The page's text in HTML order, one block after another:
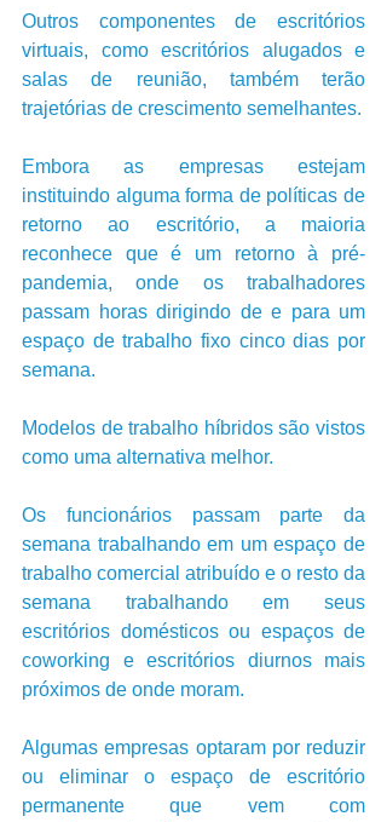
Outros componentes de escritórios
virtuais, como escritórios alugados e
salas de reunião, também terão
trajetórias de crescimento semelhantes.
Embora as empresas estejam
instituindo alguma forma de políticas de
retorno ao escritório, a maioria
reconhece que é um retorno à pré-
pandemia, onde os trabalhadores
passam horas dirigindo de e para um
espaço de trabalho fixo cinco dias por
semana.
Modelos de trabalho híbridos são vistos
como uma alternativa melhor.
Os funcionários passam parte da
semana trabalhando em um espaço de
trabalho comercial atribuído e o resto da
semana trabalhando em seus
escritórios domésticos ou espaços de
coworking e escritórios diurnos mais
próximos de onde moram.
Algumas empresas optaram por reduzir
ou eliminar o espaço de escritório
permanente que vem com